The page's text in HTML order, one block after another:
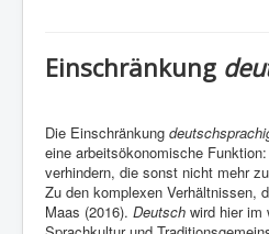
Einschränkung
Die Einschränkung
eine arbeitsökonomische
verhindern, die sonst nicht mehr
Zu den komplexen Verhältnissen,
Maas (2016). Deutsch wird hier im